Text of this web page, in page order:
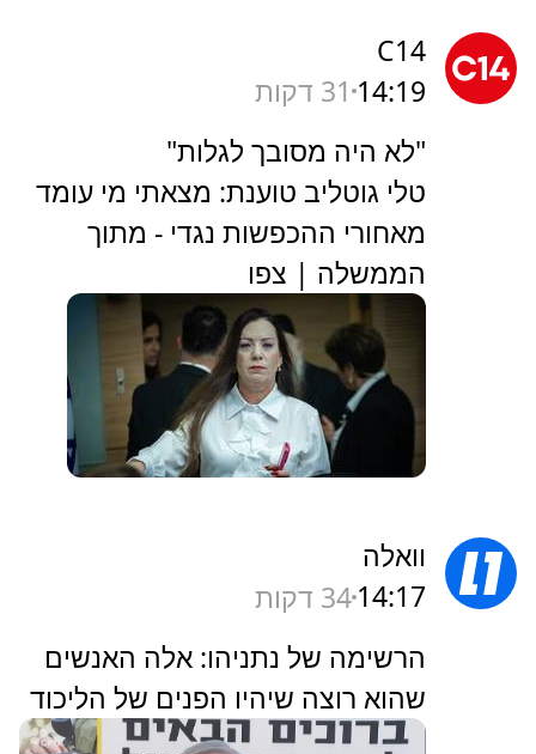
C14
14:19 31 דקות
"לא היה מסובך לגלות"
טלי גוטליב טוענת: מצאתי מי עומד
מאחורי ההכפשות נגדי - מתוך
הממשלה | צפו
וואלה
14:1734 דקות
הרשימה של נתניהו: אלה האנשים
שהוא רוצה שיהיו הפנים של הליכוד